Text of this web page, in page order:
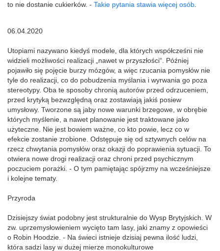
to nie dostanie cukierków. - Takie pytania stawia więcej osób
06.04.2020
Utopiami nazywano kiedyś modele, dla których współcześni nie
widzieli możliwości realizacji „nawet w przyszłości“. Później
pojawiło się pojęcie burzy mózgów, a więc rzucania pomysłów nie
tyle do realizacji, co do pobudzenia myślania i wyrwania go poza
stereotypy. Oba te sposoby chronią autorów przed odrzuceniem,
przed krytyką bezwzględną oraz zostawiają jakiś posiew
umysłowy. Tworzone są jaby nowe warunki brzegowe, w obrębie
których myślenie, a nawet planowanie jest traktowane jako
użyteczne. Nie jest bowiem ważne, co kto powie, lecz co w
efekcie zostanie zrobione. Odstępuje się od sztywnych celów na
rzecz chwytania pomysłów oraz okazji do poprawienia sytuacji. To
otwiera nowe drogi realizacji oraz chroni przed psychicznym
poczuciem porażki. - O tym pamiętając spójrzmy na wcześniejsze
i kolejne tematy.
Przyroda
Dzisiejszy świat podobny jest strukturalnie do Wysp Brytyjskich. W
zw. uprzemysłowieniem wycięto tam lasy, jaki znamy z opowieści
o Robin Hoodzie. - Na świeci istnieje dzisiaj pewna ilość ludzi,
która sadzi lasy w dużej mierze monokulturowe